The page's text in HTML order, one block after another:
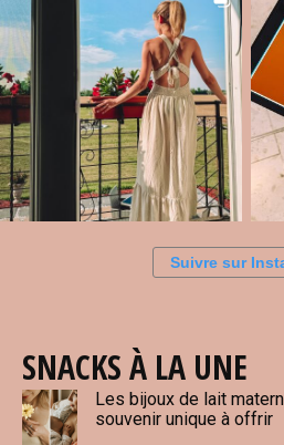
Suivre sur
SNACKS À LA UNE
Les bijoux de lait
souvenir unique à offrir